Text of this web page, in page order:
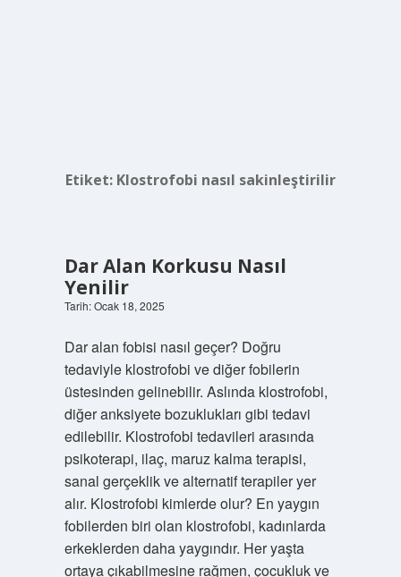
Etiket: Klostrofobi nasıl sakinleştirilir
Dar Alan Korkusu Nasıl
Yenilir
Tarih: Ocak 18, 2025
Dar alan fobisi nasıl geçer? Doğru
tedaviyle klostrofobi ve diğer fobilerin
üstesinden gelinebilir. Aslında klostrofobi,
diğer anksiyete bozuklukları gibi tedavi
edilebilir. Klostrofobi tedavileri arasında
psikoterapi, ilaç, maruz kalma terapisi,
sanal gerçeklik ve alternatif terapiler yer
alır. Klostrofobi kimlerde olur? En yaygın
fobilerden biri olan klostrofobi, kadınlarda
erkeklerden daha yaygındır. Her yaşta
ortaya çıkabilmesine rağmen, çocukluk ve